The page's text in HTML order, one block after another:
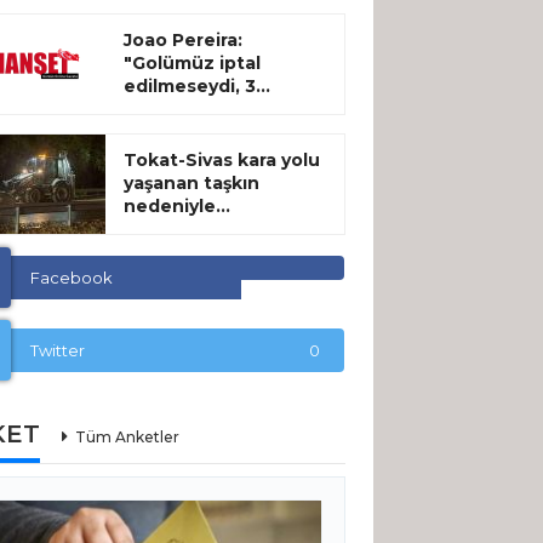
Joao Pereira:
"Golümüz iptal
edilmeseydi, 3...
Tokat-Sivas kara yolu
yaşanan taşkın
nedeniyle...
Facebook
Twitter 0
Tüm Anketler